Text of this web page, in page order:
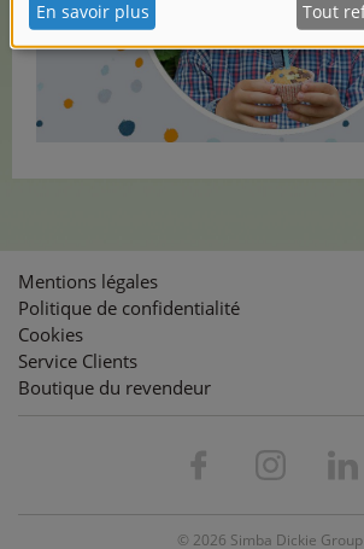
Mentions légales
Politique de confidentialité
Cookies
Service Clients
Boutique du revendeur
© 2026 Simba Dickie Group